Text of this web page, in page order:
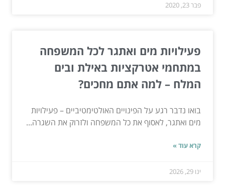
פבר 23, 2020
פעילויות מים ואתגר לכל המשפחה
במתחמי אטרקציות באילת ובים
המלח – למה אתם מחכים?
בואו נדבר רגע על הפינויים האולטימטיביים – פעילויות
מים ואתגר, לאסוף את כל המשפחה ולזרוק את השגרה...
קרא עוד »
ינו 29, 2026